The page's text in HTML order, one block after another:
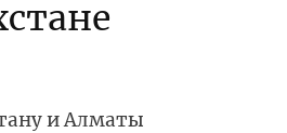
и Алматы